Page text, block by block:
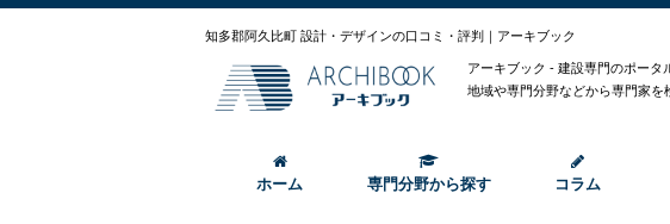
知多郡阿久比町 設計・デザインの口コミ・評判｜アーキブック
アーキブック - 建設専門のポータ
地域や専門分野などから専門家を
ホーム 専門分野から探す コラム